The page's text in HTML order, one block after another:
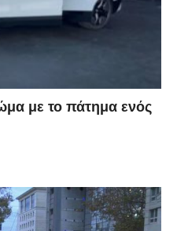
με το πάτημα ενός